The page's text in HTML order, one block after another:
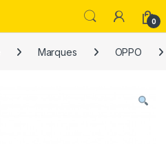
0
Marques OPPO